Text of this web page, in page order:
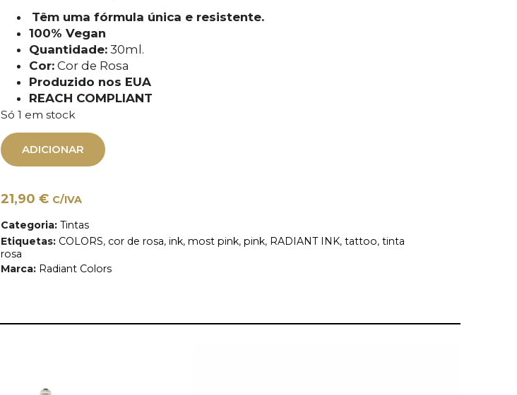
Têm uma fórmula única e resistente.
100% Vegan
Quantidade:30ml.
Cor:Cor de Rosa
Produzido nos EUA
REACH COMPLIANT
Só 1 em stock
ADICIONAR
21,90 € C/IVA
Categoria: Tintas
Etiquetas: COLORS, cor de rosa, ink, most pink, pink, RADIANT INK, tattoo, tinta
rosa
Marca: Radiant Colors